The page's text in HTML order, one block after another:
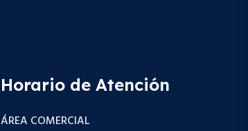
Horario de Atención
ÁREA COMERCIAL